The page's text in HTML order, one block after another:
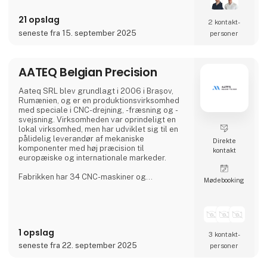
21 opslag
seneste fra 15. september 2025
2 kontakt­
personer
AATEQ Belgian Precision
Aateq SRL blev grundlagt i 2006 i Brașov,
Rumænien, og er en produktionsvirksomhed
med speciale i CNC-drejning, -fræsning og -
svejsning. Virksomheden var oprindeligt en
lokal virksomhed, men har udviklet sig til en
pålidelig leverandør af mekaniske
komponenter med høj præcision til
europæiske og internationale markeder.
Fabrikken har 34 CNC-maskiner og
forskellige materialer, herunder stål, rustfrit
stål, aluminium, bronze og teknisk plast. Tjene
1 opslag
seneste fra 22. september 2025
Direkte
kontakt
Møde­booking
3 kontakt­
personer